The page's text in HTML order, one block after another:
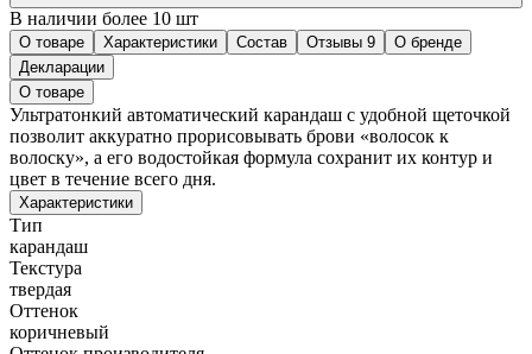
В наличии более 10 шт
О товаре Характеристики Состав Отзывы 9
О бренде
Декларации
О товаре
Ультратонкий автоматический карандаш с удобной щеточкой
позволит аккуратно прорисовывать брови «волосок к
волоску», а его водостойкая формула сохранит их контур и
цвет в течение всего дня.
Характеристики
Тип
карандаш
Текстура
твердая
Оттенок
коричневый